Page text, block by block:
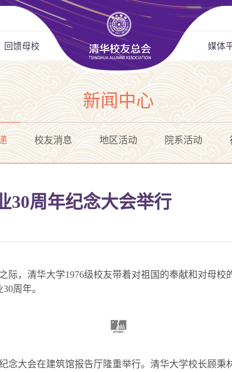
回馈母校 媒体
新闻中心
校友消息 地区活动 院系活动
30周年纪念大会举行
际，清华大学1976级校友带着对祖国的奉献和对母校
30周年。
念大会在建筑馆报告厅隆重举行。清华大学校长顾秉